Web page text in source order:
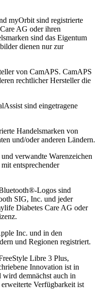
myOrbit sind registrierte
AG oder ihren
sind das Eigentum
dienen nur zur
von CamAPS. CamAPS
rechtlicher Hersteller die
sind eingetragene
Handelsmarken von
und/oder anderen Ländern.
verwandte Warenzeichen
entsprechender
Logos sind
SIG, Inc. und jeder
Diabetes Care AG oder
Inc. und in den
und Regionen registriert.
Libre 3 Plus,
Innovation ist in
demnächst auch in
Verfügbarkeit ist